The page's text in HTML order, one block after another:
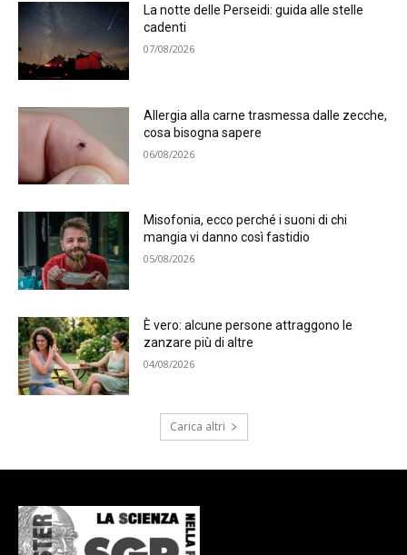
La notte delle Perseidi: guida alle stelle
cadenti
07/08/2026
Allergia alla carne trasmessa dalle zecche,
cosa bisogna sapere
06/08/2026
Misofonia, ecco perché i suoni di chi
mangia vi danno così fastidio
05/08/2026
È vero: alcune persone attraggono le
zanzare più di altre
04/08/2026
Carica altri